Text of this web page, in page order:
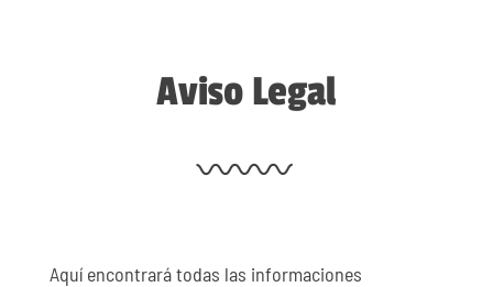
Aviso Legal
Aquí encontrará todas las informaciones